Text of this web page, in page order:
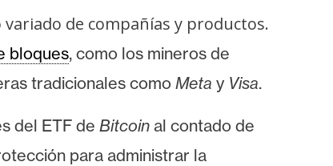
de compañías y productos.
bloques, como los mineros de
tradicionales como Meta y Visa.
del ETF de Bitcoin al contado de
para administrar la